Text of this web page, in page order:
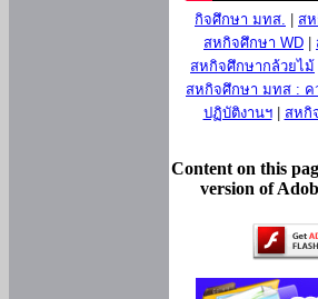
กิจศึกษา มทส.
สห
สหกิจศึกษา WD
สหกิจศึกษากล้วยไม้
สหกิจศึกษา มทส : ค
ปฏิบัติงานฯ| สหกิ
Content on this
version of